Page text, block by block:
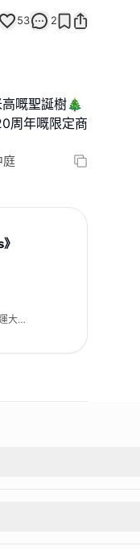
53 2
嘅聖誕樹🎄
周年嘅限定商
庭
大廈